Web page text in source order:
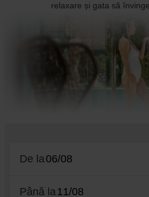
relaxare și gata să
De la
Până la